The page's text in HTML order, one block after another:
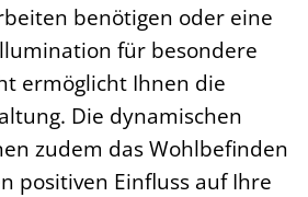
benötigen oder eine
für besondere
ermöglicht Ihnen die
Die dynamischen
zudem das Wohlbefinden
positiven Einfluss auf Ihre